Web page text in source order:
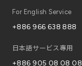
For English Service
+886 966 638 888
日本語サービス專用
+886 905 08 08 08